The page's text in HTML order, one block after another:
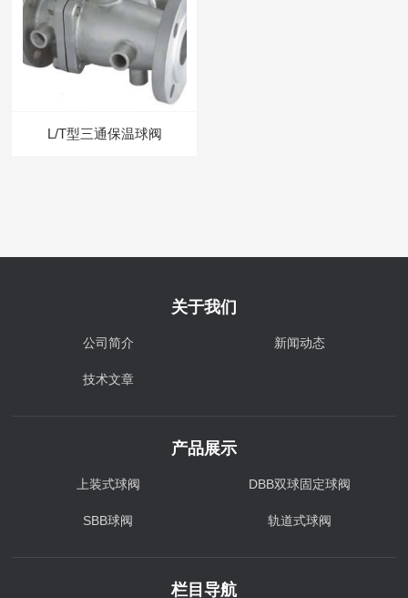
L/T型三通保温球阀
关于我们
公司简介 新闻动态
技术文章
产品展示
上装式球阀 DBB双球固定球阀
SBB球阀 轨道式球阀
栏目导航